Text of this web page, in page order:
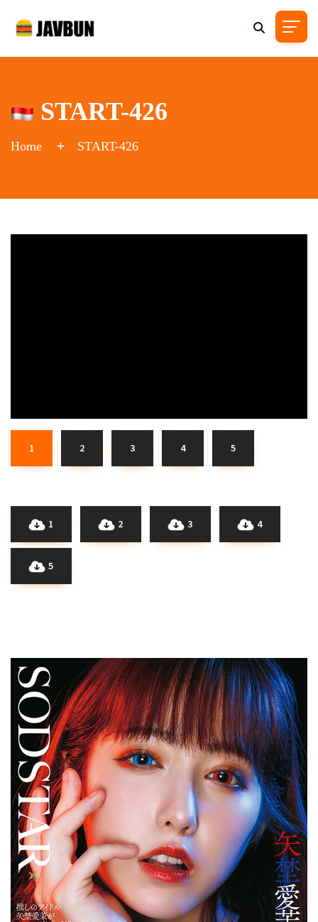
START-426
Home START-426
1 2 3 4 5
1 2 3 4
5